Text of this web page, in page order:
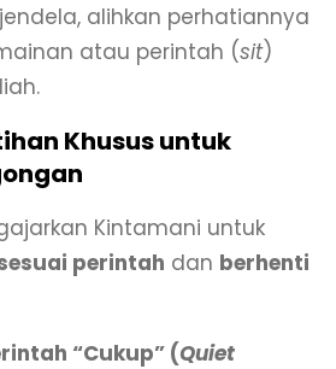
alihkan perhatiannya
atau perintah (sit)
Khusus untuk
Kintamani untuk
perintah dan berhenti
“Cukup” (Quiet